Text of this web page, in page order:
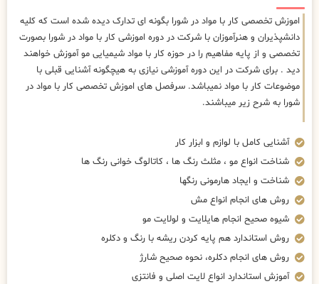
اموزش تخصصی کار با مواد در شورا بگونه ای تدارک دیده شده است که کلیه
دانشپذیران و هنرآموزان با شرکت در دوره اموزشی کار با مواد در شورا بصورت
تخصصی و از پایه مفاهیم را در حوزه کار با مواد شیمیایی مو آموزش خواهند
دید . برای شرکت در این دوره آموزشی نیازی به هیچگونه آشنایی قبلی با
موضوعات کار با مواد نمیباشد. سرفصل های اموزش تخصصی کار با مواد در
شورا به شرح زیر میباشند.
آشنایی کامل با لوازم و ابزار کار
شناخت انواع مو ، مثلث رنگ ها ، کاتالوگ خوانی رنگ ها
شناخت و ایجاد هارمونی رنگها
روش های انجام انواع مش
شیوه صحیح انجام هایلایت و لولایت مو
روش استاندارد هم پایه کردن ریشه با رنگ و دکلره
روش های انجام دکلره، نحوه صحیح شارژ
آموزش استاندارد انواع لایت اصلی و فانتزی